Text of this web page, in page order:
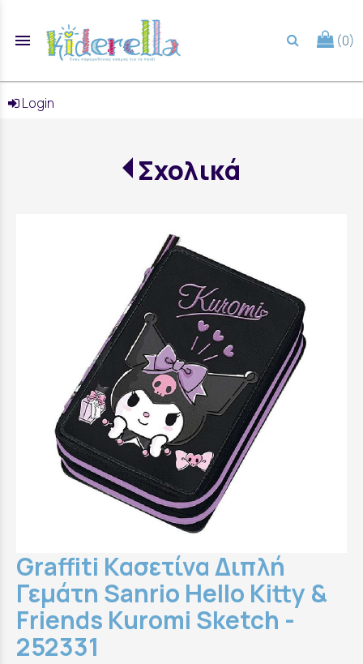
menu (0)
Login
Σχολικά
Graffiti Κασετίνα Διπλή
Γεμάτη Sanrio Hello Kitty &
Friends Kuromi Sketch -
252331